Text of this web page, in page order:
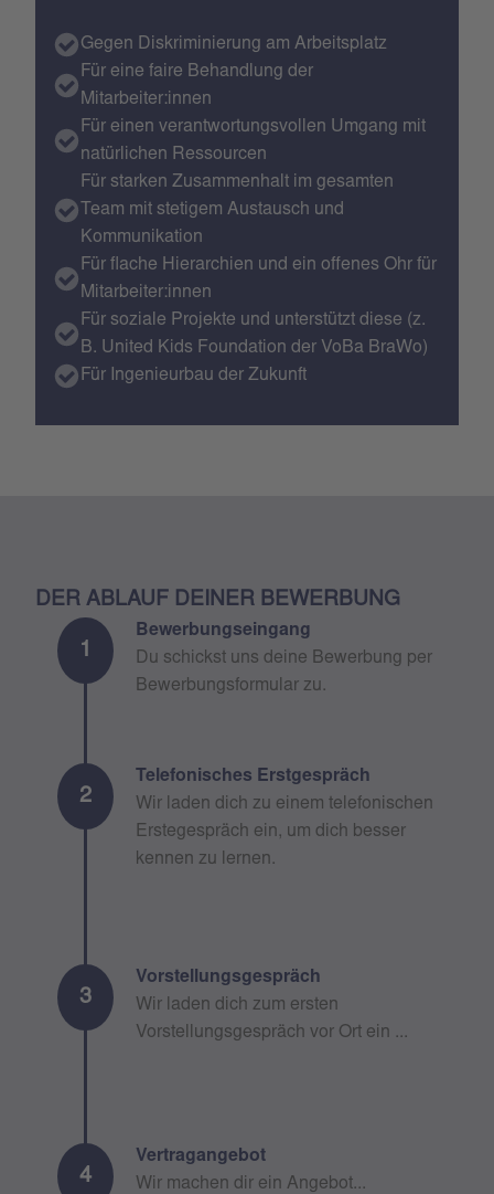
Gegen Diskriminierung am Arbeitsplatz
Für eine faire Behandlung der
Mitarbeiter:innen
Für einen verantwortungsvollen Umgang mit
natürlichen Ressourcen
Für starken Zusammenhalt im gesamten
Team mit stetigem Austausch und
Kommunikation
Für flache Hierarchien und ein offenes Ohr für
Mitarbeiter:innen
Für soziale Projekte und unterstützt diese (z.
B. United Kids Foundation der VoBa BraWo)
Für Ingenieurbau der Zukunft
DER ABLAUF DEINER BEWERBUNG
1
Bewerbungseingang
Du schickst uns deine Bewerbung per
Bewerbungsformular zu.
2
Telefonisches Erstgespräch
Wir laden dich zu einem telefonischen
Erstegespräch ein, um dich besser
kennen zu lernen.
3
Vorstellungsgespräch
Wir laden dich zum ersten
Vorstellungsgespräch vor Ort ein ...
4
Vertragangebot
Wir machen dir ein Angebot...